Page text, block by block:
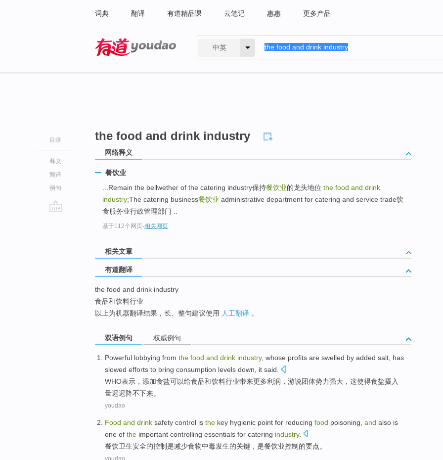
词典 翻译 有道精品课 云笔记 惠惠 更多产品
中英
目录
释义
翻译
例句
the food and drink industry
网络释义
餐饮业
...Remain the bellwether of the catering industry保持餐饮业的龙头地位 the food and drink
industry;The catering business餐饮业 administrative department for catering and service trade饮
食服务业行政管理部门 ..
基于112个网页-相关网页
相关文章
有道翻译
the food and drink industry
食品和饮料行业
以上为机器翻译结果，长、整句建议使用 人工翻译 。
双语例句 权威例句
Powerful lobbying from the food and drink industry, whose profits are swelled by added salt , has
slowed efforts to bring consumption levels down it said.
WHO表示， 添加食盐可以给食品和饮料行业带来更多利润 ， 游说团体势力强大 ，这使得食盐摄入
量迟迟降不下来。
youdao
Food and drink safety control is the key hygienic point for reducing food poisoning and also is
one of the important controlling essentials for catering industry.
餐饮卫生安全的控制是减少食物中毒发生的关键 ，是餐饮业控制 的要点。
youdao